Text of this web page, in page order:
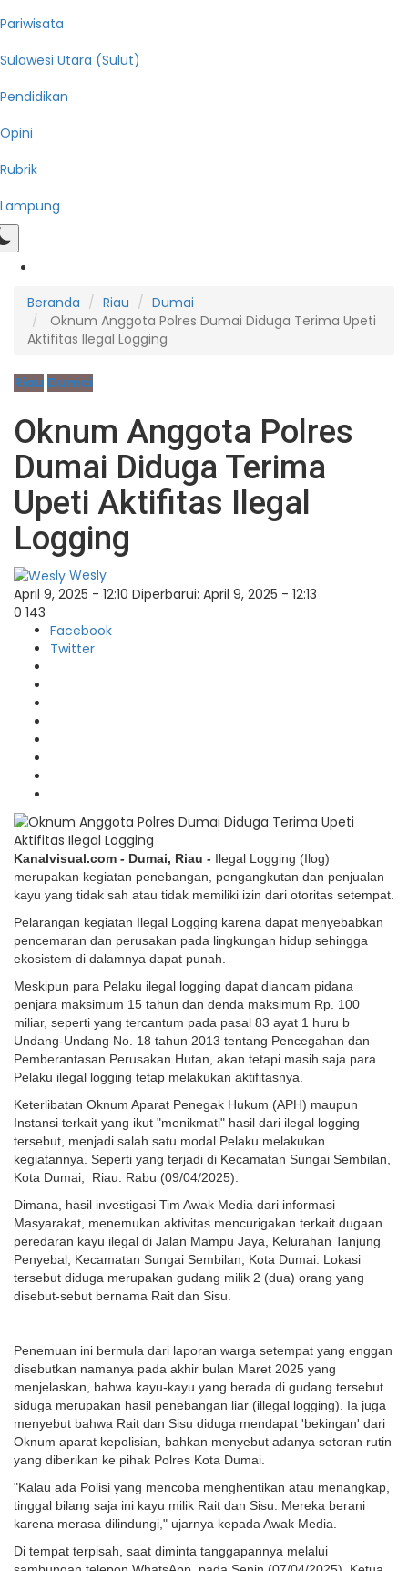
Pariwisata
Sulawesi Utara (Sulut)
Pendidikan
Opini
Rubrik
Lampung
Beranda Riau
Dumai
Oknum Anggota Polres Dumai Diduga Terima Upeti
Aktifitas Ilegal Logging
Riau Dumai
Oknum Anggota Polres
Dumai Diduga Terima
Upeti Aktifitas Ilegal
Logging
Wesly
April 9, 2025 - 12:10 Diperbarui: April 9, 2025 - 12:13
0 143
Facebook
Twitter
Kanalvisual.com - Dumai, Riau - Ilegal Logging (Ilog)
merupakan kegiatan penebangan, pengangkutan dan penjualan
kayu yang tidak sah atau tidak memiliki izin dari otoritas setempat.
Pelarangan kegiatan Ilegal Logging karena dapat menyebabkan
pencemaran dan perusakan pada lingkungan hidup sehingga
ekosistem di dalamnya dapat punah.
Meskipun para Pelaku ilegal logging dapat diancam pidana
penjara maksimum 15 tahun dan denda maksimum Rp. 100
miliar, seperti yang tercantum pada pasal 83 ayat 1 huru b
Undang-Undang No. 18 tahun 2013 tentang Pencegahan dan
Pemberantasan Perusakan Hutan, akan tetapi masih saja para
Pelaku ilegal logging tetap melakukan aktifitasnya.
Keterlibatan Oknum Aparat Penegak Hukum (APH) maupun
Instansi terkait yang ikut "menikmati" hasil dari ilegal logging
tersebut, menjadi salah satu modal Pelaku melakukan
kegiatannya. Seperti yang terjadi di Kecamatan Sungai Sembilan,
Kota Dumai, Riau. Rabu (09/04/2025).
Dimana, hasil investigasi Tim Awak Media dari informasi
Masyarakat, menemukan aktivitas mencurigakan terkait dugaan
peredaran kayu ilegal di Jalan Mampu Jaya, Kelurahan Tanjung
Penyebal, Kecamatan Sungai Sembilan, Kota Dumai. Lokasi
tersebut diduga merupakan gudang milik 2 (dua) orang yang
disebut-sebut bernama Rait dan Sisu.
Penemuan ini bermula dari laporan warga setempat yang enggan
disebutkan namanya pada akhir bulan Maret 2025 yang
menjelaskan, bahwa kayu-kayu yang berada di gudang tersebut
siduga merupakan hasil penebangan liar (illegal logging). Ia juga
menyebut bahwa Rait dan Sisu diduga mendapat 'bekingan' dari
Oknum aparat kepolisian, bahkan menyebut adanya setoran rutin
yang diberikan ke pihak Polres Kota Dumai.
"Kalau ada Polisi yang mencoba menghentikan atau menangkap,
tinggal bilang saja ini kayu milik Rait dan Sisu. Mereka berani
karena merasa dilindungi," ujarnya kepada Awak Media.
Di tempat terpisah, saat diminta tanggapannya melalui